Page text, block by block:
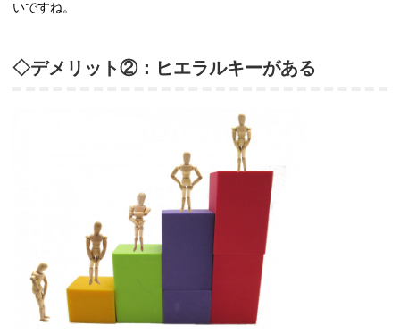
いですね。
◇デメリット②：ヒエラルキーがある